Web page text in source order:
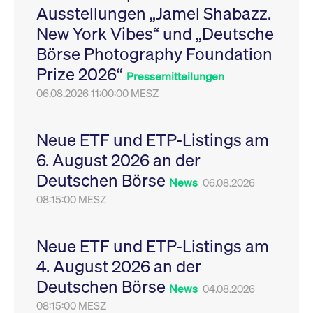
Ausstellungen „Jamel Shabazz.
New York Vibes“ und „Deutsche
Börse Photography Foundation
Prize 2026“ Pressemitteilungen
06.08.2026 11:00:00 MESZ
Neue ETF und ETP-Listings am
6. August 2026 an der
Deutschen Börse News 06.08.2026
08:15:00 MESZ
Neue ETF und ETP-Listings am
4. August 2026 an der
Deutschen Börse News 04.08.2026
08:15:00 MESZ
Leistung der Website
zu messen. Es handelt
sich um ein Muster-
Cookie, bei dem auf
das Präfix _pk_ses
eine kurze Reihe von
VISITOR_PRIVACY_METADATA
YouTube
.youtube.com
6
Monate
Dieses Cookie dient
Speicherung der
Einwilligungs- und
des Nutzers für ihre
Interaktion mit der
Sitzungen geehrt